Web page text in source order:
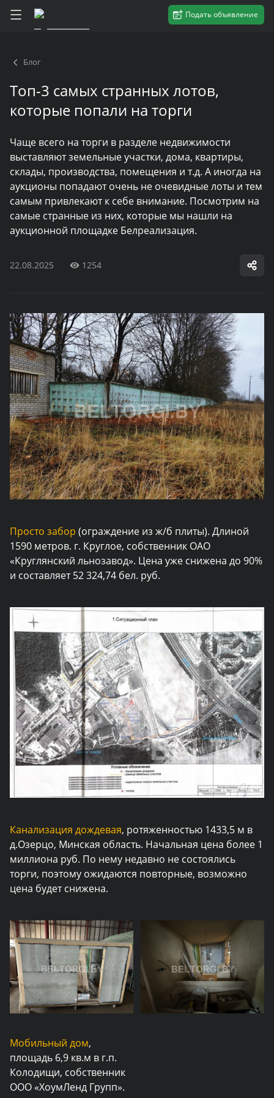
Подать объявление
Блог
Топ-3 самых странных лотов,
которые попали на торги
Чаще всего на торги в разделе недвижимости
выставляют земельные участки, дома, квартиры,
склады, производства, помещения и т.д. А иногда на
аукционы попадают очень не очевидные лоты и тем
самым привлекают к себе внимание. Посмотрим на
самые странные из них, которые мы нашли на
аукционной площадке Белреализация.
22.08.2025 1254
Просто забор (ограждение из ж/б плиты). Длиной
1590 метров. г. Круглое, собственник ОАО
«Круглянский льнозавод». Цена уже снижена до 90%
и составляет 52 324,74 бел. руб.
Канализация дождевая, ротяженностью 1433,5 м в
д.Озерцо, Минская область. Начальная цена более 1
миллиона руб. По нему недавно не состоялись
торги, поэтому ожидаются повторные, возможно
цена будет снижена.
Мобильный дом,
площадь 6,9 кв.м в г.п.
Колодищи, собственник
ООО «ХоумЛенд Групп».